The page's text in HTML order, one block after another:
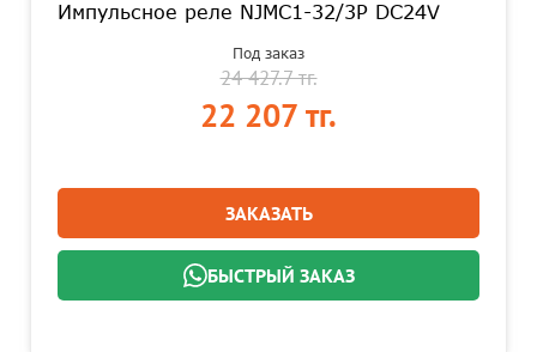
Импульсное реле NJMC1-32/3P DC24V
Под заказ
24 427.7 тг.
22 207 тг.
ЗАКАЗАТЬ
БЫСТРЫЙ ЗАКАЗ